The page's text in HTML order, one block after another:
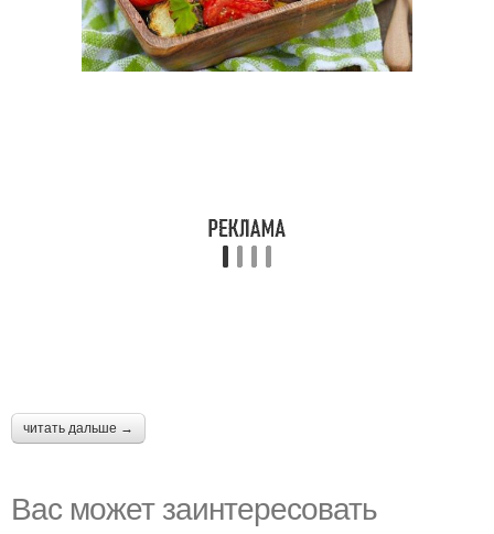
читать дальше →
Вас может заинтересовать